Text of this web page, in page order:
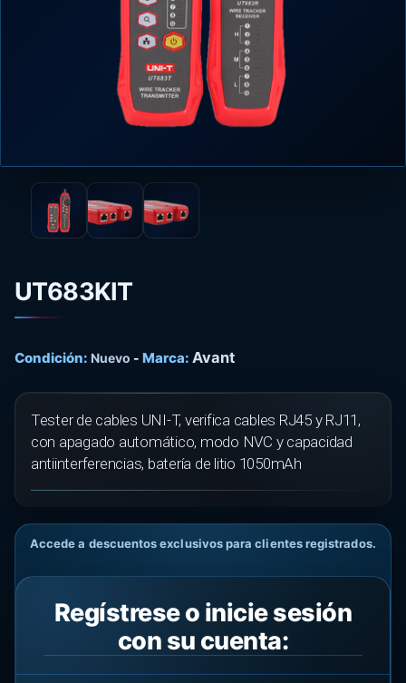
UT683KIT
Condición: Nuevo - Marca: Avant
Tester de cables UNI-T, verifica cables RJ45 y RJ11,
con apagado automático, modo NVC y capacidad
antiinterferencias, batería de litio 1050mAh
Accede a descuentos exclusivos para clientes registrados.
Regístrese o inicie sesión
con su cuenta: